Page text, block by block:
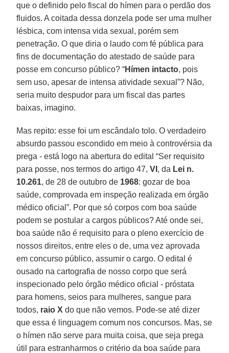
que o definido pelo fiscal do hímen para o perdão dos
fluidos. A coitada dessa donzela pode ser uma mulher
lésbica, com intensa vida sexual, porém sem
penetração. O que diria o laudo com fé pública para
fins de documentação do atestado de saúde para
posse em concurso público? “Hímen intacto, pois
sem uso, apesar de intensa atividade sexual”? Não,
seria muito despudor para um fiscal das partes
baixas, imagino.
Mas repito: esse foi um escândalo tolo. O verdadeiro
absurdo passou escondido em meio à controvérsia da
prega - está logo na abertura do edital “Ser requisito
para posse, nos termos do artigo 47,VI , da Lei n.
10.261, de 28 de outubro de 1968: gozar de boa
saúde, comprovada em inspeção realizada em órgão
médico oficial”. Por que só corpos com boa saúde
podem se postular a cargos públicos? Até onde sei,
boa saúde não é requisito para o pleno exercício de
nossos direitos, entre eles o de, uma vez aprovada
em concurso público, assumir o cargo. O edital é
ousado na cartografia de nosso corpo que será
inspecionado pelo órgão médico oficial - próstata
para homens, seios para mulheres, sangue para
todos, raio X do que não vemos. Pode-se até dizer
que essa é linguagem comum nos concursos. Mas, se
o hímen não serve para muita coisa, que seja prega
útil para estranharmos o critério da boa saúde para